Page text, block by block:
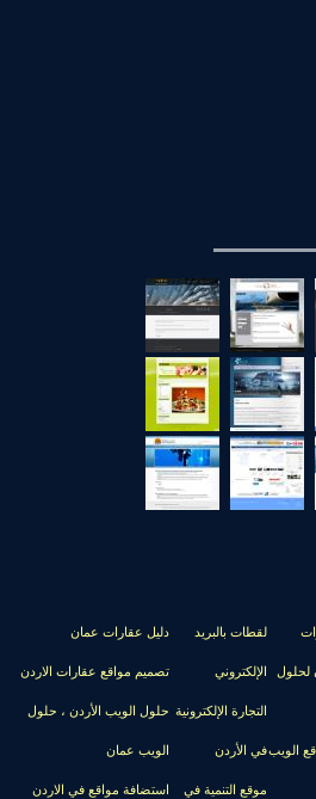
لحلول
الويب
لقطات بالبريد
الإلكتروني
التجارة الإلكترونية
في الأردن
موقع التنمية في
دليل عقارات عمان
تصميم مواقع عقارات الاردن
حلول الويب الأردن ، حلول
الويب عمان
استضافة مواقع في الاردن